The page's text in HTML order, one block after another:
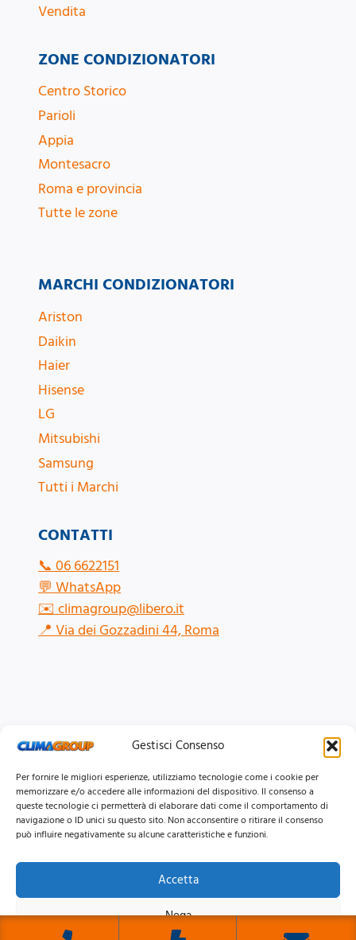
Gestisci Consenso
Per fornire le migliori esperienze, utilizziamo tecnologie come i cookie per
memorizzare e/o accedere alle informazioni del dispositivo. Il consenso a
queste tecnologie ci permetterà di elaborare dati come il comportamento di
navigazione o ID unici su questo sito. Non acconsentire o ritirare il consenso
può influire negativamente su alcune caratteristiche e funzioni.
Accetta
Nega
ZONE CONDIZIONATORI
Centro Storico
Parioli
Appia
Montesacro
Roma e provincia
Tutte le zone
Vendita
CONTATTI
📞06 6622151
💬WhatsApp
✉️climagroup@libero.it
📍Via dei Gozzadini 44, Roma
MARCHI CONDIZIONATORI
Ariston
Daikin
Haier
Hisense
LG
Mitsubishi
Samsung
Tutti i Marchi
© 2026 Clima Group Impianti Srls P.IVA: 17771951005
Privacy
CookiePolicy | Mappa del Sito